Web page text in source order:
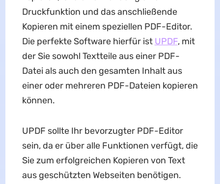
Druckfunktion und das anschließende
Kopieren mit einem speziellen PDF-Editor.
Die perfekte Software hierfür ist UPDF, mit
der Sie sowohl Textteile aus einer PDF-
Datei als auch den gesamten Inhalt aus
einer oder mehreren PDF-Dateien kopieren
können.
UPDF sollte Ihr bevorzugter PDF-Editor
sein, da er über alle Funktionen verfügt, die
Sie zum erfolgreichen Kopieren von Text
aus geschützten Webseiten benötigen.